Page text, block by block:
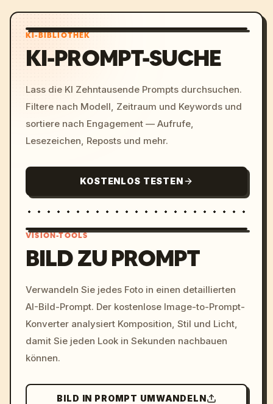
KI-BIBLIOTHEK
KI-PROMPT-SUCHE
Lass die KI Zehntausende Prompts durchsuchen.
Filtere nach Modell, Zeitraum und Keywords und
sortiere nach Engagement — Aufrufe,
Lesezeichen, Reposts und mehr.
KOSTENLOS TESTEN
c, cyberpunk sunset, neon
colors, 8k --v 6.0
VISION-TOOLS
BILD ZU PROMPT
Verwandeln Sie jedes Foto in einen detaillierten
AI-Bild-Prompt. Der kostenlose Image-to-Prompt-
Konverter analysiert Komposition, Stil und Licht,
damit Sie jeden Look in Sekunden nachbauen
können.
BILD IN PROMPT UMWANDELN